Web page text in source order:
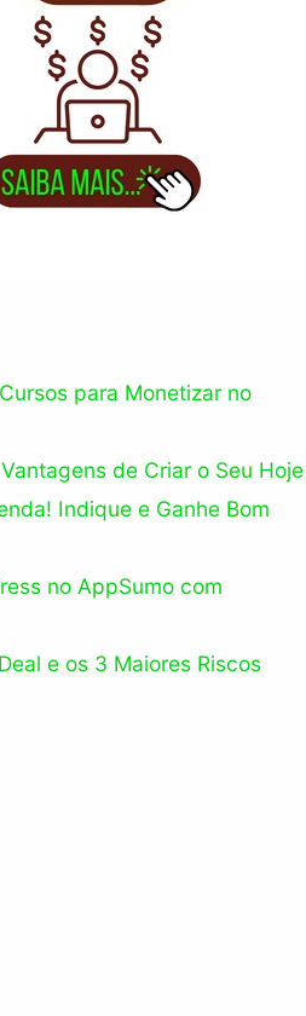
para Monetizar no
de Criar o Seu Hoje
Indique e Ganhe Bom
no AppSumo com
e os 3 Maiores Riscos